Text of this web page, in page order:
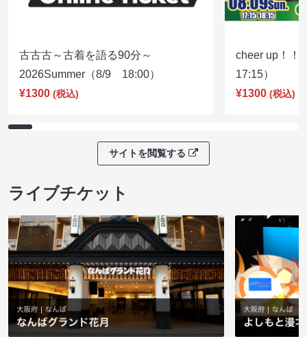
古古古～古着を語る90分～
2026Summer（8/9 18:00）
¥1300 (税込)
cheer up！
17:15）
¥1300 (税込)
サイトを閲覧する
ライブチケット